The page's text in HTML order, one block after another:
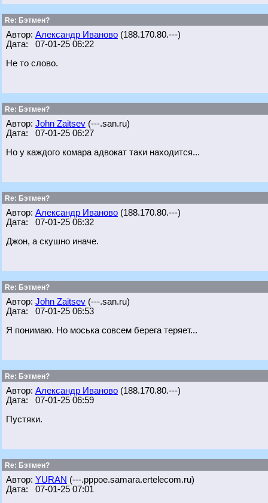
Re: Бэтмен?
Автор: Александр Иваново (188.170.80.---)
Дата: 07-01-25 06:22
Не то слово.
Re: Бэтмен?
Автор: John Zaitsev (---.san.ru)
Дата: 07-01-25 06:27
Но у каждого комара адвокат таки находится...
Re: Бэтмен?
Автор: Александр Иваново (188.170.80.---)
Дата: 07-01-25 06:32
Джон, а скушно иначе.
Re: Бэтмен?
Автор: John Zaitsev (---.san.ru)
Дата: 07-01-25 06:53
Я понимаю. Но моська совсем берега теряет...
Re: Бэтмен?
Автор: Александр Иваново (188.170.80.---)
Дата: 07-01-25 06:59
Пустяки.
Re: Бэтмен?
Автор: YURAN (---.pppoe.samara.ertelecom.ru)
Дата: 07-01-25 07:01